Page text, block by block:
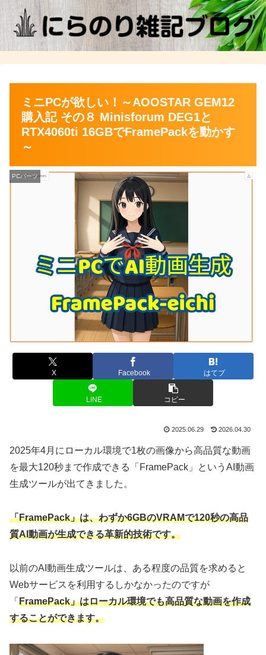
ミニPCが欲しい！～AOOSTAR GEM12
購入記 その８ Minisforum DEG1と
RTX4060ti 16GBでFramePackを動かす
～
PCパーツ
X Facebook はてブ
LINE コピー
2025.06.29 2026.04.30
2025年4月にローカル環境で1枚の画像から高品質な動画
を最大120秒まで作成できる「FramePack」というAI動画
生成ツールが出てきました。
「FramePack」は、わずか6GBのVRAMで120秒の高品
質AI動画が生成できる革新的技術です。
以前のAI動画生成ツールは、ある程度の品質を求めると
Webサービスを利用するしかなかったのですが
「 FramePack」はローカル環境でも高品質な動画を作成
することができます。